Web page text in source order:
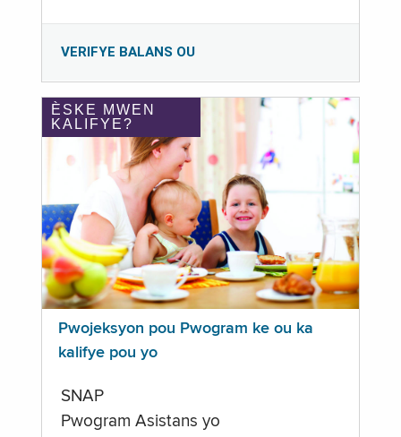
VERIFYE BALANS OU
ÈSKE MWEN
KALIFYE?
Pwojeksyon pou Pwogram ke ou ka
kalifye pou yo
SNAP
Pwogram Asistans yo